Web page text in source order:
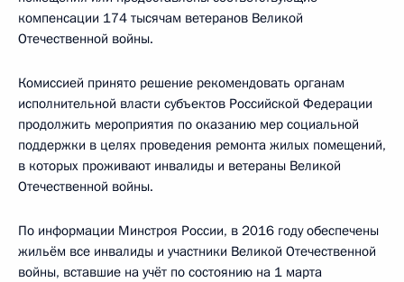
компенсации 174 тысячам ветеранов Великой
Отечественной войны.
Комиссией принято решение рекомендовать органам
исполнительной власти субъектов Российской Федерации
продолжить мероприятия по оказанию мер социальной
поддержки в целях проведения ремонта жилых помещений,
в которых проживают инвалиды и ветераны Великой
Отечественной войны.
По информации Минстроя России, в 2016 году обеспечены
жильём все инвалиды и участники Великой Отечественной
войны, вставшие на учёт по состоянию на 1 марта